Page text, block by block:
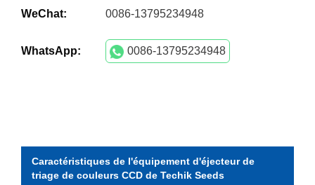
WeChat:
0086-13795234948
WhatsApp: 0086-13795234948
Caractéristiques de l'équipement d'éjecteur de
triage de couleurs CCD de Techik Seeds